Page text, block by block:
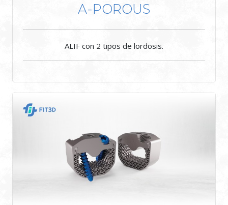
A-POROUS
ALIF con 2 tipos de lordosis.